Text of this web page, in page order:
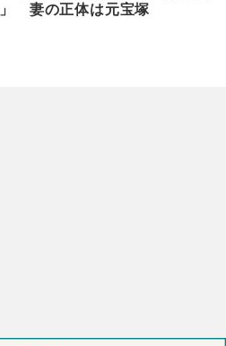
妻の正体は元宝塚